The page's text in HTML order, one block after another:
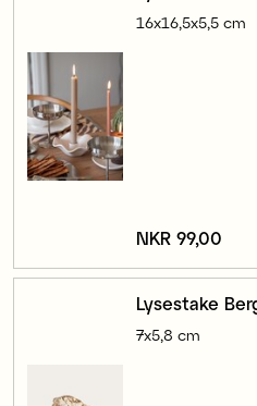
16x16,5x5,5 cm
Pris :NKR 99,00
NKR 99,00
Lysestake
7x5,8 cm